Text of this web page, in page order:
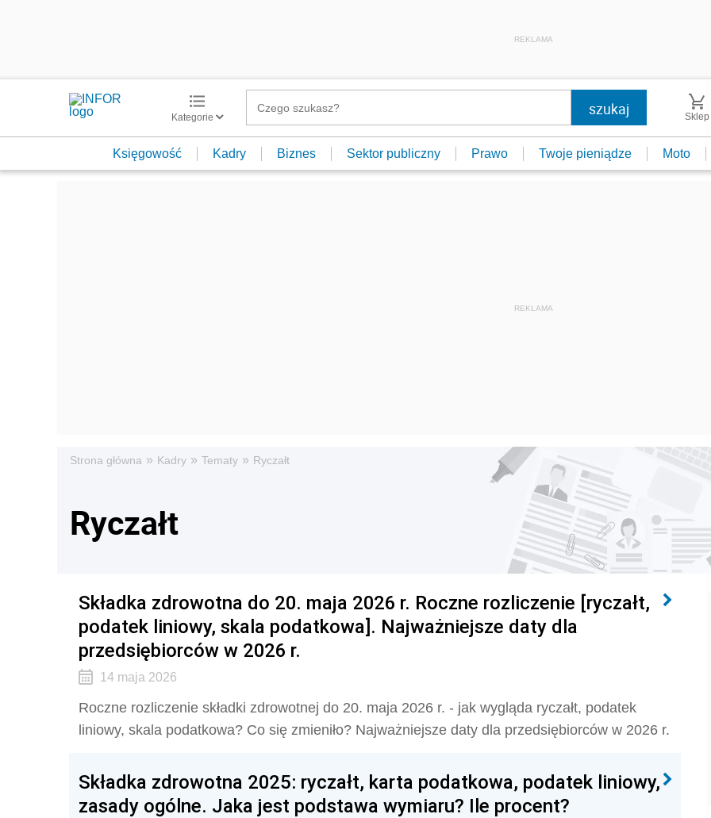
REKLAMA
Kategorie Sklep
Księgowość Kadry Biznes Sektor publiczny Prawo Twoje pieniądze Moto
Strona główna » Kadry » Tematy » Ryczałt
Ryczałt
Składka zdrowotna do 20. maja 2026 r. Roczne rozliczenie [ryczałt,
podatek liniowy, skala podatkowa]. Najważniejsze daty dla
przedsiębiorców w 2026 r.
14 maja 2026
Roczne rozliczenie składki zdrowotnej do 20. maja 2026 r. - jak wygląda ryczałt, podatek
liniowy, skala podatkowa? Co się zmieniło? Najważniejsze daty dla przedsiębiorców w 2026 r.
Składka zdrowotna 2025: ryczałt, karta podatkowa, podatek liniowy,
zasady ogólne. Jaka jest podstawa wymiaru? Ile procent?